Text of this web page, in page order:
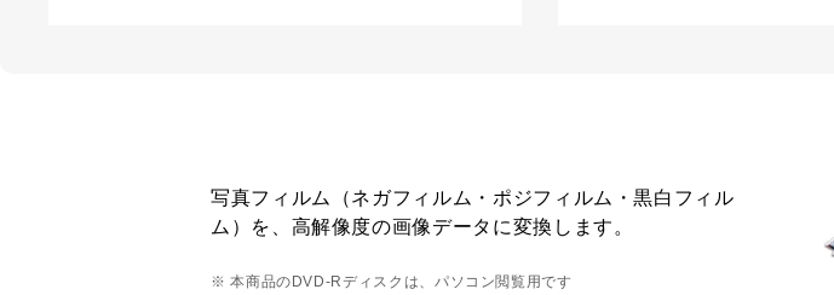
写真フィルム（ネガフィルム・ポジフィルム・黒白フィル
ム）を、高解像度の画像データに変換します。
※ 本商品のDVD-Rディスクは、パソコン閲覧用です